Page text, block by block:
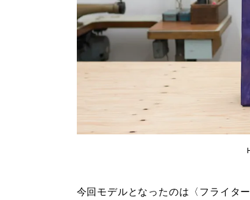
今回モデルとなったのは〈フライタ